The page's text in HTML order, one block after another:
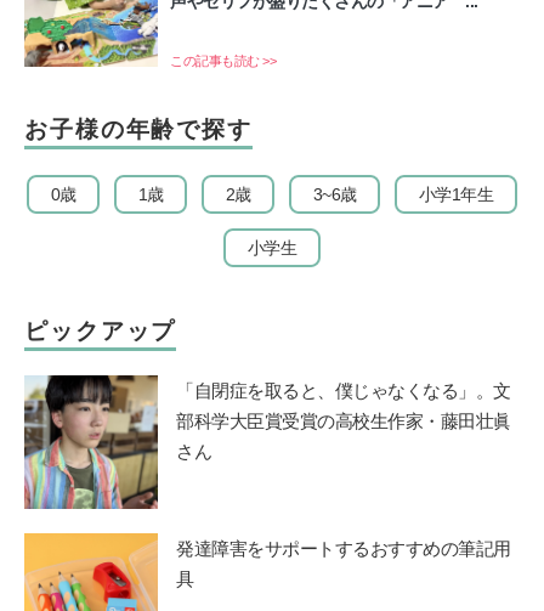
この記事も読む >>
お子様の年齢で探す
0歳 1歳 2歳 3~6歳 小学1年生
小学生
ピックアップ
「自閉症を取ると、僕じゃなくなる」。文
部科学大臣賞受賞の高校生作家・藤田壮眞
さん
発達障害をサポートするおすすめの筆記用
具